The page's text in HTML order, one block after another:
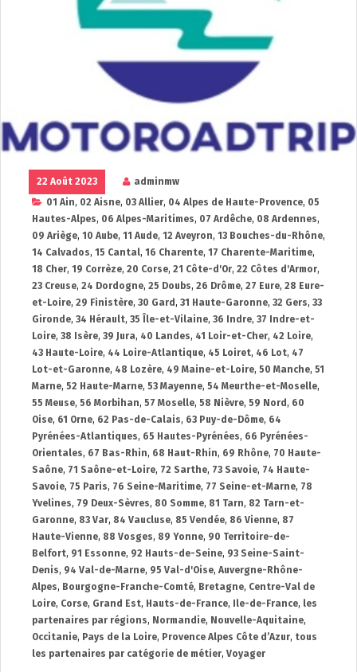
22 Août 2023
adminmw
01 Ain, 02 Aisne, 03 Allier, 04 Alpes de Haute-Provence, 05
Hautes-Alpes, 06 Alpes-Maritimes, 07 Ardêche, 08 Ardennes,
09 Ariège, 10 Aube, 11 Aude, 12 Aveyron, 13 Bouches-du-Rhône,
14 Calvados, 15 Cantal, 16 Charente, 17 Charente-Maritime,
18 Cher, 19 Corrèze, 20 Corse, 21 Côte-d'Or, 22 Côtes d'Armor,
23 Creuse, 24 Dordogne, 25 Doubs, 26 Drôme, 27 Eure, 28 Eure-
et-Loire, 29 Finistère, 30 Gard , 31 Haute-Garonne, 32 Gers, 33
Gironde, 34 Hérault, 35 Île-et-Vilaine, 36 Indre, 37 Indre-et-
Loire, 38 Isère, 39 Jura, 40 Landes, 41 Loir-et-Cher, 42 Loire,
43 Haute-Loire, 44 Loire-Atlantique, 45 Loiret, 46 Lot, 47
Lot-et-Garonne, 48 Lozère, 49 Maine-et-Loire, 50 Manche, 51
Marne, 52 Haute-Marne, 53 Mayenne, 54 Meurthe-et-Moselle,
55 Meuse, 56 Morbihan, 57 Moselle, 58 Nièvre, 59 Nord , 60
Oise, 61 Orne, 62 Pas-de-Calais, 63 Puy-de-Dôme, 64
Pyrénées-Atlantiques, 65 Hautes-Pyrénées, 66 Pyrénées-
Orientales, 67 Bas-Rhin, 68 Haut-Rhin, 69 Rhône, 70 Haute-
Saône, 71 Saône-et-Loire, 72 Sarthe, 73 Savoie, 74 Haute-
Savoie, 75 Paris, 76 Seine-Maritime, 77 Seine-et-Marne, 78
Yvelines, 79 Deux-Sèvres, 80 Somme, 81 Tarn, 82 Tarn-et-
Garonne, 83 Var, 84 Vaucluse, 85 Vendée, 86 Vienne, 87
Haute-Vienne, 88 Vosges, 89 Yonne, 90 Territoire-de-
Belfort, 91 Essonne, 92 Hauts-de-Seine, 93 Seine-Saint-
Denis, 94 Val-de-Marne, 95 Val-d'Oise, Auvergne-Rhône-
Alpes, Bourgogne-Franche-Comté, Bretagne, Centre-Val de
Loire, Corse, Grand Est, Hauts-de-France, Ile-de-France, les
partenaires par régions, Normandie, Nouvelle-Aquitaine,
Occitanie, Pays de la Loire, Provence Alpes Côte d’Azur, tous
les partenaires par catégorie de métier, Voyager